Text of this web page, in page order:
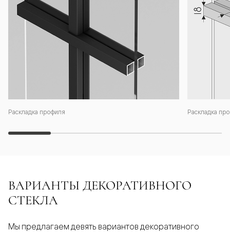
Раскладка профиля Раскладка
ВАРИАНТЫ ДЕКОРАТИВНОГО
СТЕКЛА
Мы предлагаем девять вариантов декоративного